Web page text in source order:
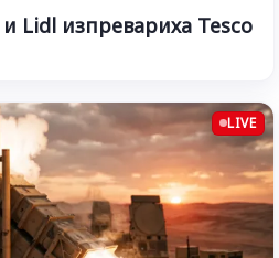
Lidl изпревариха Tesco
LIVE